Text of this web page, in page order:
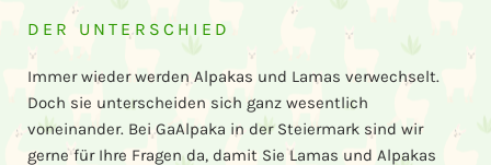
DER UNTERSCHIED
Immer wieder werden Alpakas und Lamas verwechselt.
Doch sie unterscheiden sich ganz wesentlich
voneinander. Bei GaAlpaka in der Steiermark sind wir
gerne für Ihre Fragen da, damit Sie Lamas und Alpakas